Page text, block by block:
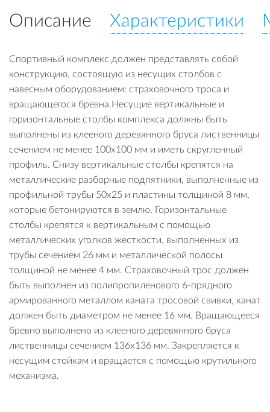
Описание Характеристики
Спортивный комплекс должен представлять собой
конструкцию, состоящую из несущих столбов с
навесным оборудованием: страховочного троса и
вращающегося бревна.Несущие вертикальные и
горизонтальные столбы комплекса должны быть
выполнены из клееного деревянного бруса лиственницы
сечением не менее 100х100 мм и иметь скругленный
профиль. Снизу вертикальные столбы крепятся на
металлические разборные подпятники, выполненные из
профильной трубы 50х25 и пластины толщиной 8 мм,
которые бетонируются в землю. Горизонтальные
столбы крепятся к вертикальным с помощью
металлических уголков жесткости, выполненных из
трубы сечением 26 мм и металлической полосы
толщиной не менее 4 мм. Страховочный трос должен
быть выполнен из полипропиленового 6-прядного
армированного металлом каната тросовой свивки, канат
должен быть диаметром не менее 16 мм. Вращающееся
бревно выполнено из клееного деревянного бруса
лиственницы сечением 136х136 мм. Закрепляется к
несущим стойкам и вращается с помощью крутильного
механизма.